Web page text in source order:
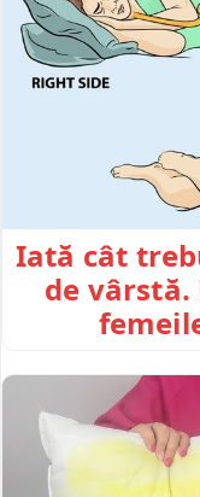
Iată cât
de